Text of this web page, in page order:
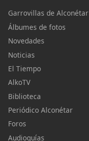
Garrovillas de Alconétar
Álbumes de fotos
Novedades
Noticias
El Tiempo
AlkoTV
Biblioteca
Periódico Alconétar
Foros
Audioguías